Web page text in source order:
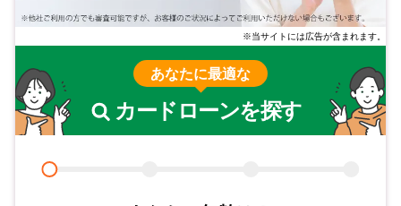
※当サイトには広告が含まれます。
あなたに最適な
カードローンを探す